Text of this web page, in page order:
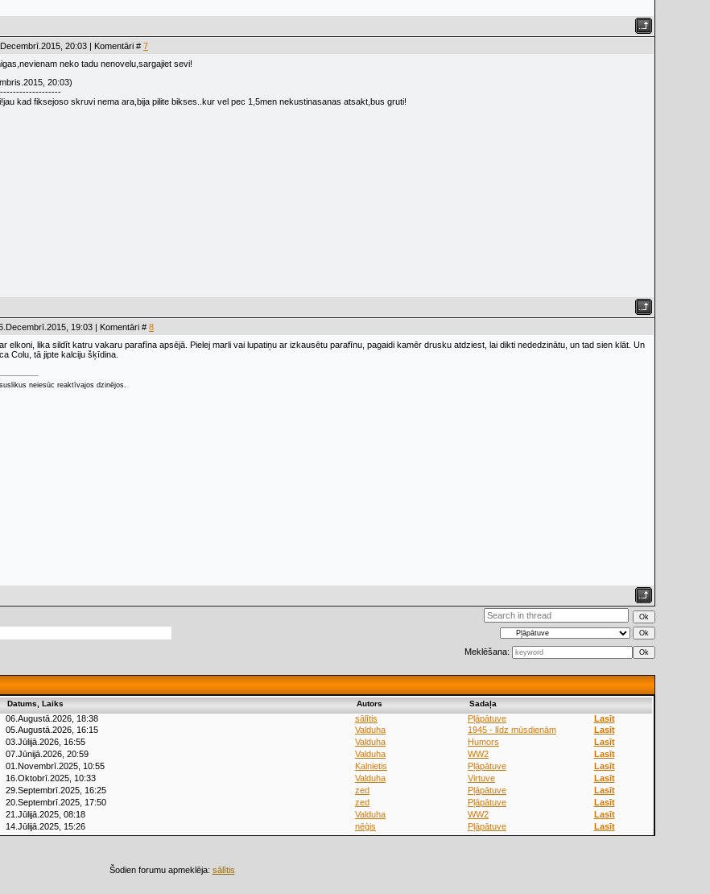
20:03 | Komentāri # 7
neko tadu nenovelu,sargajiet sevi!
20:03)
kad fiksejoso skruvi nema ara,bija pilite bikses..kur vel pec 1,5men nekustinasanas atsakt,bus gruti!
19:03 | Komentāri # 8
elkoni, lika sildīt katru vakaru parafīna apsējā. Pielej marli vai lupatiņu ar izkausētu parafīnu, pagaidi kamēr drusku atdziest, lai dikti nededzinātu, un tad sien klāt. Un
Colu, tā jipte kalciju šķīdina.
neiesūc reaktīvajos dzinējos.
Meklēšana:
Datums, Laiks Аutors Sadaļa
06.Augustā.2026, 18:38 sālītis Pļāpātuve
Lasīt
05.Augustā.2026, 16:15 Valduha 1945 - līdz mūsdienām
Lasīt
03.Jūlijā.2026, 16:55 Valduha Humors
Lasīt
07.Jūnijā.2026, 20:59 Valduha WW2
Lasīt
01.Novembrī.2025, 10:55 Kalnietis Pļāpātuve
Lasīt
16.Oktobrī.2025, 10:33 Valduha Virtuve
Lasīt
29.Septembrī.2025, 16:25 zed Pļāpātuve
Lasīt
20.Septembrī.2025, 17:50 zed Pļāpātuve
Lasīt
21.Jūlijā.2025, 08:18 Valduha WW2
Lasīt
14.Jūlijā.2025, 15:26 nēģis Pļāpātuve Lasīt
Šodien forumu apmeklēja: sālītis